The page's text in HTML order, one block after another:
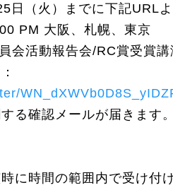
日（火）までに下記URL
PM 大阪、札幌、東京
会活動報告会/RC賞受賞講
る確認メールが届きます。
に時間の範囲内で受け付け